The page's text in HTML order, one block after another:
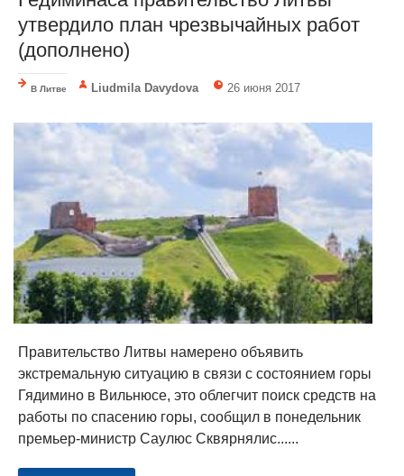
утвердило план чрезвычайных работ
(дополнено)
В Литве Liudmila Davydova 26 июня 2017
Правительство Литвы намерено объявить
экстремальную ситуацию в связи с состоянием горы
Гядимино в Вильнюсе, это облегчит поиск средств на
работы по спасению горы, сообщил в понедельник
премьер-министр Саулюс Сквярнялис......